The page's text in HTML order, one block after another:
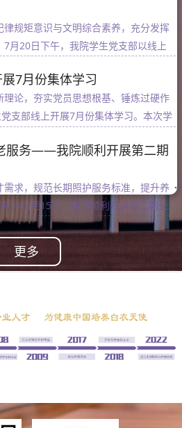
规矩意识与文明综合素养，充分发挥
月20日下午，我院学生党支部以线上
教师党员、学生党员全员参会参与学
7月份集体学习
论，夯实党员思想根基、锤炼过硬作
支部线上开展7月份集体学习。本次学
集中学习习近平党建思想及上级党...
服务——我院顺利开展第二期
求，规范长期照护服务标准，提升养
14日至15日，我院顺利开展第二期长
训由护理系马翠翠、林雪竹、徐安东
护核心专业技能开展系统化、专业化
更多